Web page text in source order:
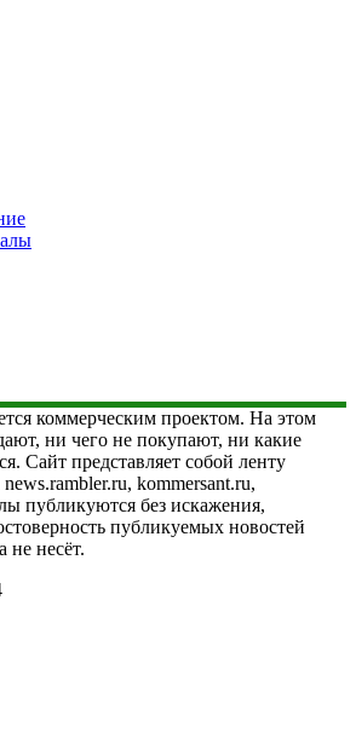
коммерческим проектом. На этом
ни чего не покупают, ни какие
Сайт представляет собой ленту
kommersant.ru,
публикуются без искажения,
публикуемых новостей
не несёт.